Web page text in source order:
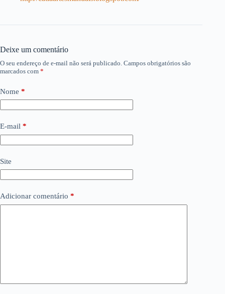
Deixe um comentário
O seu endereço de e-mail não será publicado. Campos obrigatórios são
marcados com *
Nome *
E-mail *
Site
Adicionar comentário *